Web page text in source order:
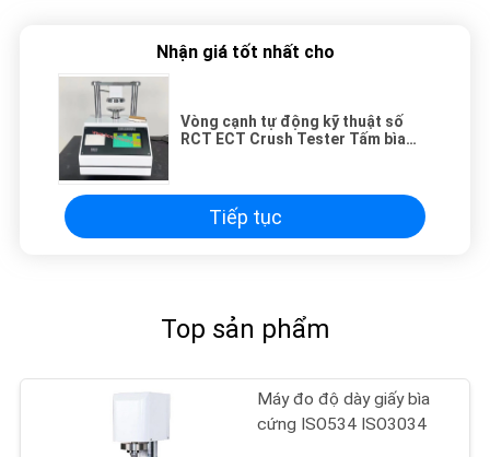
Nhận giá tốt nhất cho
Vòng cạnh tự động kỹ thuật số
RCT ECT Crush Tester Tấm bìa
Tiếp tục
Top sản phẩm
Máy đo độ dày giấy bìa
cứng ISO534 ISO3034